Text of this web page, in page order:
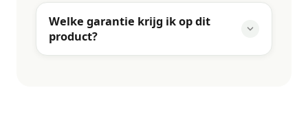
Welke garantie krijg ik op dit
product?